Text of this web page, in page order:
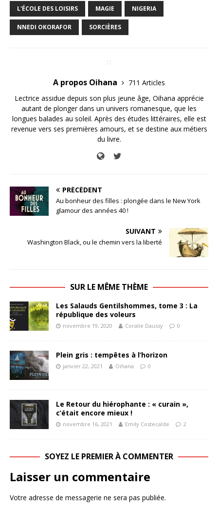
L'ÉCOLE DES LOISIRS MAGIE NIGERIA
NNEDI OKORAFOR SORCIÈRES
A propos Oihana
711 Articles
Lectrice assidue depuis son plus jeune âge, Oihana apprécie
autant de plonger dans un univers romanesque, que les
longues balades au soleil. Après des études littéraires, elle est
revenue vers ses premières amours, et se destine aux métiers
du livre.
PRÉCÉDENT
Au bonheur des filles : plongée dans le New York
glamour des années 40 !
SUIVANT
Washington Black, ou le chemin vers la liberté
SUR LE MÊME THÈME
Les Salauds Gentilshommes, tome 3 : La
république des voleurs
novembre 19, 2020 Coralie Daussy 0
Plein gris : tempêtes à l’horizon
janvier 22, 2021 Oihana 0
Le Retour du hiérophante : « curain »,
c’était encore mieux !
novembre 16, 2021 Emily Costecalde 2
SOYEZ LE PREMIER À COMMENTER
Laisser un commentaire
Votre adresse de messagerie ne sera pas publiée.